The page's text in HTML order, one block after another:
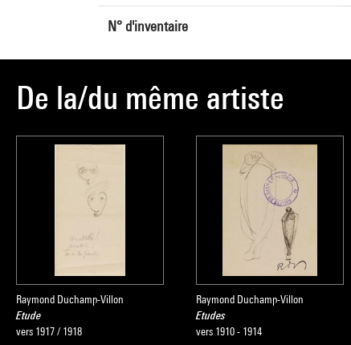
N° d'inventaire
De la/du même artiste
Raymond Duchamp-Villon
Etude
vers 1917 / 1918
Raymond Duchamp-Villon
Etudes
vers 1910 - 1914